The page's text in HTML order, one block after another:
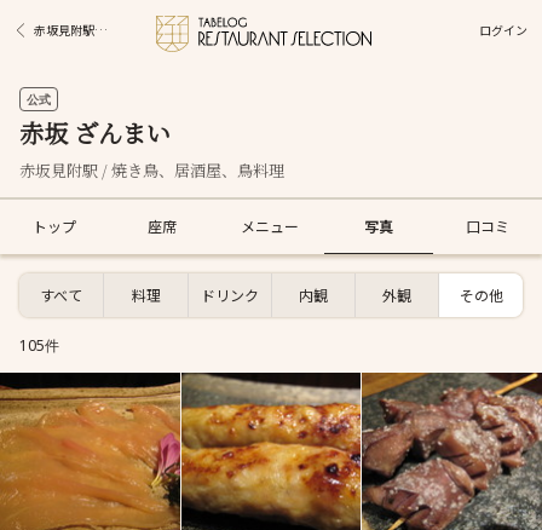
赤坂見附駅グルメ ログイン
公式
赤坂 ざんまい
赤坂見附駅 / 焼き鳥、居酒屋、鳥料理
トップ 座席 メニュー 写真 口コミ
すべて 料理 ドリンク 内観 外観 その他
105件